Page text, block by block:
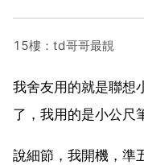
15樓：td哥哥最靚
我舍友用的就是聯想
了，我用的是小公尺
說細節，我開機，準